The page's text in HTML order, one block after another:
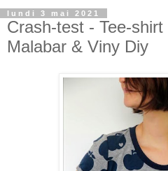
lundi 3 mai 2021
Crash-test - Tee-
Malabar & Viny Diy